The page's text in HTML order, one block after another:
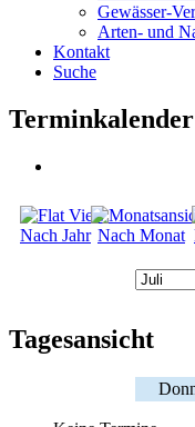
Gewässer-
Arten- und
Kontakt
Suche
Terminkalender
Nach Jahr Nach Monat
Tagesansicht